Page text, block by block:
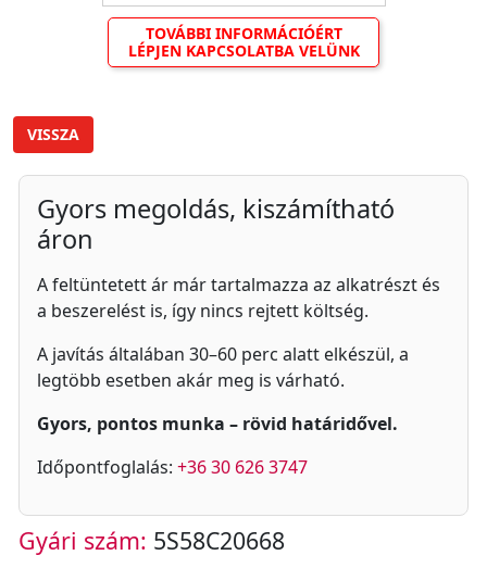
TOVÁBBI INFORMÁCIÓÉRT
LÉPJEN KAPCSOLATBA VELÜNK
VISSZA
Gyors megoldás, kiszámítható
áron
A feltüntetett ár már tartalmazza az alkatrészt és
a beszerelést is, így nincs rejtett költség.
A javítás általában 30–60 perc alatt elkészül, a
legtöbb esetben akár meg is várható.
Gyors, pontos munka – rövid határidővel.
Időpontfoglalás: +36 30 626 3747
Gyári szám: 5S58C20668